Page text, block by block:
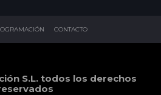
CONTACTO
S.L. todos los derechos